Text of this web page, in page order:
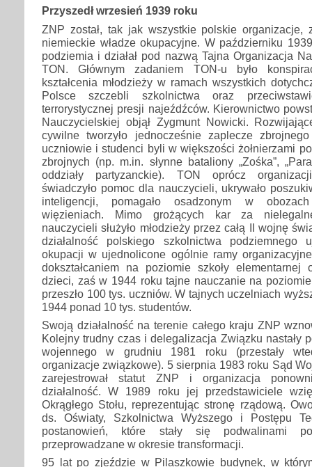
Przyszedł wrzesień 1939 roku
ZNP został, tak jak wszystkie polskie organizacje,
niemieckie władze okupacyjne. W październiku
podziemia i działał pod nazwą Tajna Organizacja
TON. Głównym zadaniem TON-u było
kształcenia młodzieży w ramach wszystkich
Polsce szczebli szkolnictwa oraz
terrorystycznej presji najeźdźców. Kierownictwo
Nauczycielskiej objął Zygmunt Nowicki.
cywilne tworzyło jednocześnie zaplecze
uczniowie i studenci byli w większości żołnierzami
zbrojnych (np. m.in. słynne bataliony „Zośka”,
oddziały partyzanckie). TON oprócz
świadczyło pomoc dla nauczycieli, ukrywało
inteligencji, pomagało osadzonym w
więzieniach. Mimo grożących kar za
nauczycieli służyło młodzieży przez całą II wojnę
działalność polskiego szkolnictwa podziemnego
okupacji w ujednolicone ogólnie ramy
dokształcaniem na poziomie szkoły elementarnej
dzieci, zaś w 1944 roku tajne nauczanie na poziomie
przeszło 100 tys. uczniów. W tajnych uczelniach
1944 ponad 10 tys. studentów.
Swoją działalność na terenie całego kraju ZNP
Kolejny trudny czas i delegalizacja Związku nastały
wojennego w grudniu 1981 roku (przestały
organizacje związkowe). 5 sierpnia 1983 roku Sąd
zarejestrował statut ZNP i organizacja
działalność. W 1989 roku jej przedstawiciele
Okrągłego Stołu, reprezentując stronę rządową.
ds. Oświaty, Szkolnictwa Wyższego i Postępu
postanowień, które stały się podwalinami
przeprowadzane w okresie transformacji.
95 lat po zjeździe w Pilaszkowie budynek, w